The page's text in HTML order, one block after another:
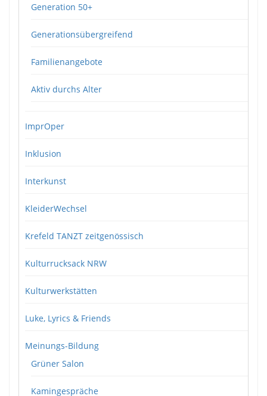
Generation 50+
Generationsübergreifend
Familienangebote
Aktiv durchs Alter
ImprOper
Inklusion
Interkunst
KleiderWechsel
Krefeld TANZT zeitgenössisch
Kulturrucksack NRW
Kulturwerkstätten
Luke, Lyrics & Friends
Meinungs-Bildung
Grüner Salon
Kamingespräche